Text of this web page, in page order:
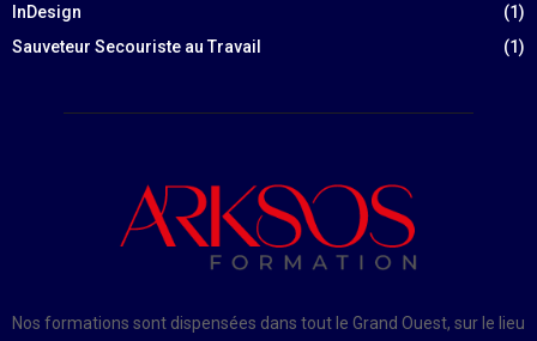
InDesign
(1)
Sauveteur Secouriste au Travail
(1)
Nos formations sont dispensées dans tout le Grand Ouest, sur le lieu